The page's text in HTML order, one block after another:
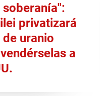
privatizará
uranio
a